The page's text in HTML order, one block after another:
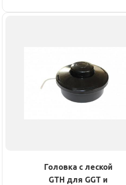
Головка с леской
GTH для GGT и